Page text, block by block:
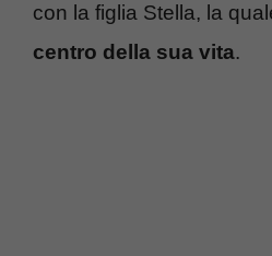
con la figlia Stella, la
centro della sua vita.